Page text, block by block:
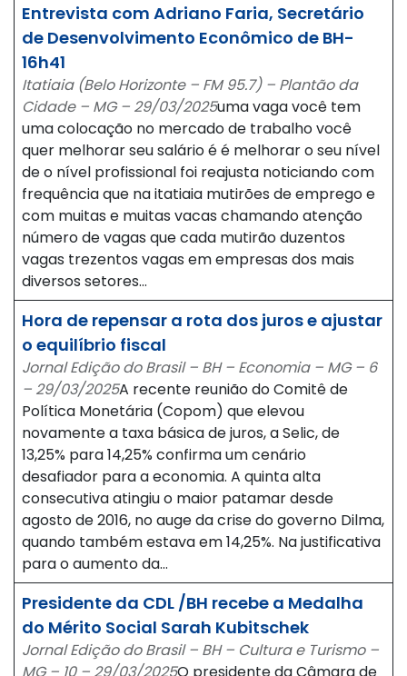
Entrevista com Adriano Faria, Secretário
de Desenvolvimento Econômico de BH-
16h41
Itatiaia (Belo Horizonte – FM 95.7) – Plantão da
Cidade – MG – 29/03/2025uma vaga você tem
uma colocação no mercado de trabalho você
quer melhorar seu salário é é melhorar o seu nível
de o nível profissional foi reajusta noticiando com
frequência que na itatiaia mutirões de emprego e
com muitas e muitas vacas chamando atenção
número de vagas que cada mutirão duzentos
vagas trezentos vagas em empresas dos mais
diversos setores…
Hora de repensar a rota dos juros e ajustar
o equilíbrio fiscal
Jornal Edição do Brasil – BH – Economia – MG – 6
– 29/03/2025A recente reunião do Comitê de
Política Monetária (Copom) que elevou
novamente a taxa básica de juros, a Selic, de
13,25% para 14,25% confirma um cenário
desafiador para a economia. A quinta alta
consecutiva atingiu o maior patamar desde
agosto de 2016, no auge da crise do governo Dilma,
quando também estava em 14,25%. Na justificativa
para o aumento da…
Presidente da CDL /BH recebe a Medalha
do Mérito Social Sarah Kubitschek
Jornal Edição do Brasil – BH – Cultura e Turismo –
MG – 10 – 29/03/2025O presidente da Câmara de